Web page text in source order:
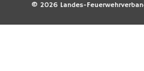
© 2026 Landes-